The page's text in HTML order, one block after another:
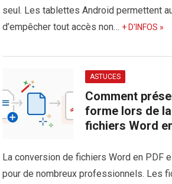
seul. Les tablettes Android permettent
d’empêcher tout accès non… + D'INFOS »
ASTUCES
Comment
forme lors de
fichiers Word
La conversion de fichiers Word en PDF
pour de nombreux professionnels. Les